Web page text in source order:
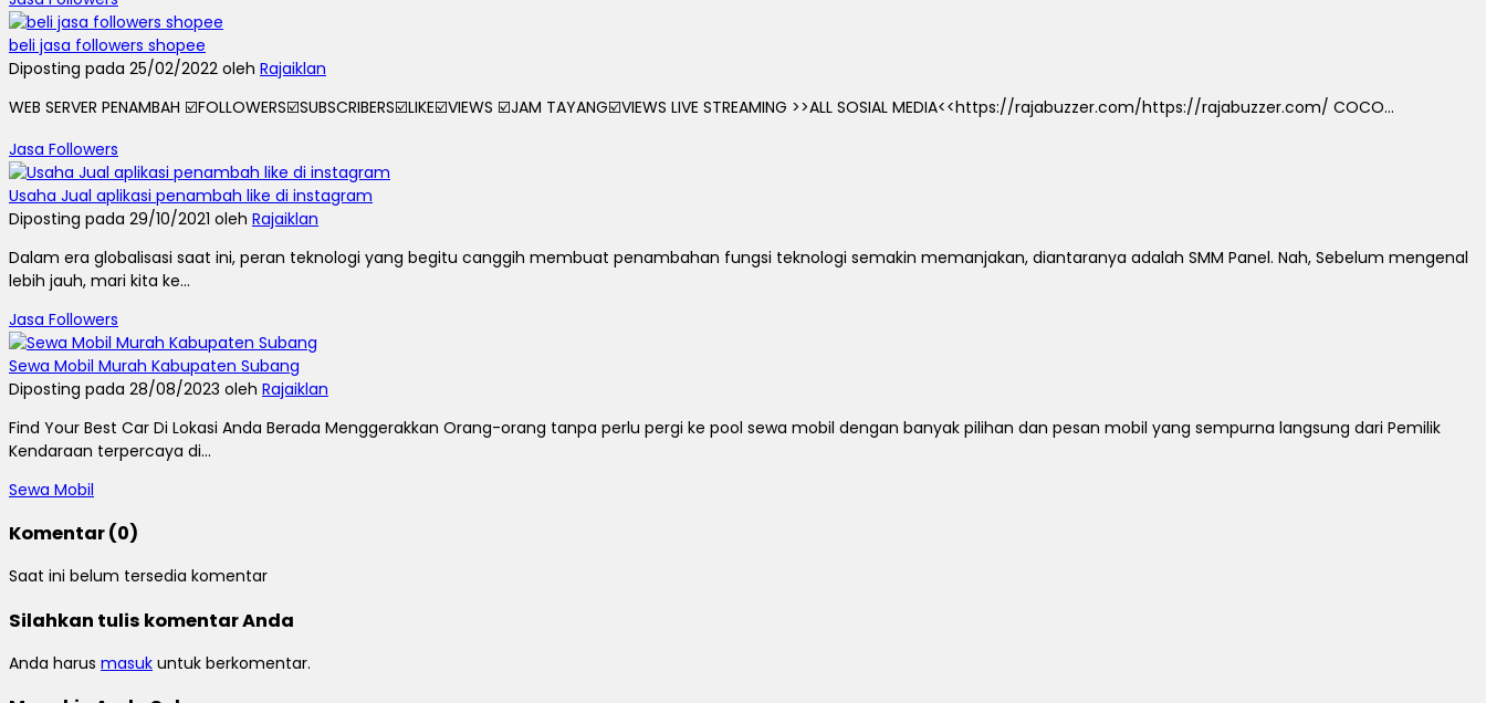
beli jasa followers shopee
Diposting pada 25/02/2022 oleh Rajaiklan
WEB SERVER PENAMBAH ☑️FOLLOWERS☑️SUBSCRIBERS☑️LIKE☑️VIEWS ☑️JAM TAYANG☑️VIEWS LIVE STREAMING >>ALL SOSIAL MEDIA<<https://rajabuzzer.com/https://rajabuzzer.com/ COCO...
Jasa Followers
Usaha Jual aplikasi penambah like di instagram
Diposting pada 29/10/2021 oleh Rajaiklan
Dalam era globalisasi saat ini, peran teknologi yang begitu canggih membuat penambahan fungsi teknologi semakin memanjakan, diantaranya adalah SMM Panel. Nah, Sebelum mengenal
lebih jauh, mari kita ke...
Jasa Followers
Sewa Mobil Murah Kabupaten Subang
Diposting pada 28/08/2023 oleh Rajaiklan
Find Your Best Car Di Lokasi Anda Berada Menggerakkan Orang-orang tanpa perlu pergi ke pool sewa mobil dengan banyak pilihan dan pesan mobil yang sempurna langsung dari Pemilik
Kendaraan terpercaya di...
Sewa Mobil
Komentar (0)
Saat ini belum tersedia komentar
Silahkan tulis komentar Anda
Anda harus masuk untuk berkomentar.